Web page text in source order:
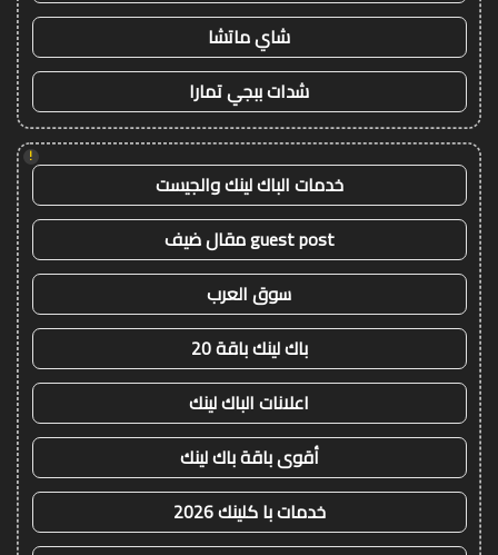
شاي ماتشا
شدات ببجي تمارا
!
خدمات الباك لينك والجيست
guest post مقال ضيف
سوق العرب
باك لينك باقة 20
اعلانات الباك لينك
أقوى باقة باك لينك
خدمات با كلينك 2026